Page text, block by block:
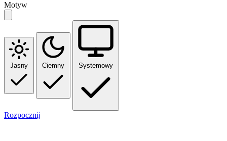
Motyw
Jasny Ciemny Systemowy
Rozpocznij